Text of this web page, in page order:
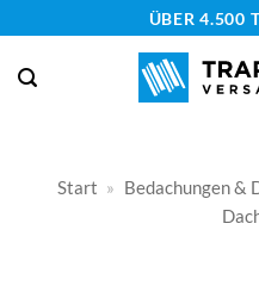
springen
ÜBER 4.500
Start » Bedachungen &